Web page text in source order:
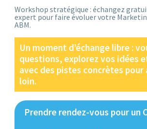
Workshop stratégique : échangez
expert pour faire évoluer votre
ABM.
Un moment d’échange libre :
questions, explorez vos idées
avec des pistes concrètes pour
loin.
Prendre rendez-vous pour un